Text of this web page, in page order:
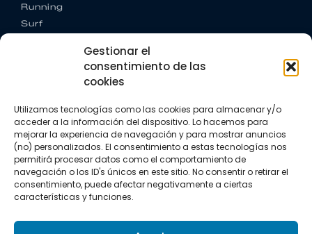
Gestionar el
consentimiento de las
cookies
Utilizamos tecnologías como las cookies para almacenar y/o
acceder a la información del dispositivo. Lo hacemos para
mejorar la experiencia de navegación y para mostrar anuncios
(no) personalizados. El consentimiento a estas tecnologías nos
permitirá procesar datos como el comportamiento de
navegación o los ID's únicos en este sitio. No consentir o retirar el
consentimiento, puede afectar negativamente a ciertas
características y funciones.
Running
Surf
CONTACTO
+34 662 342 177
info@vkssport.com
SÍGUENOS